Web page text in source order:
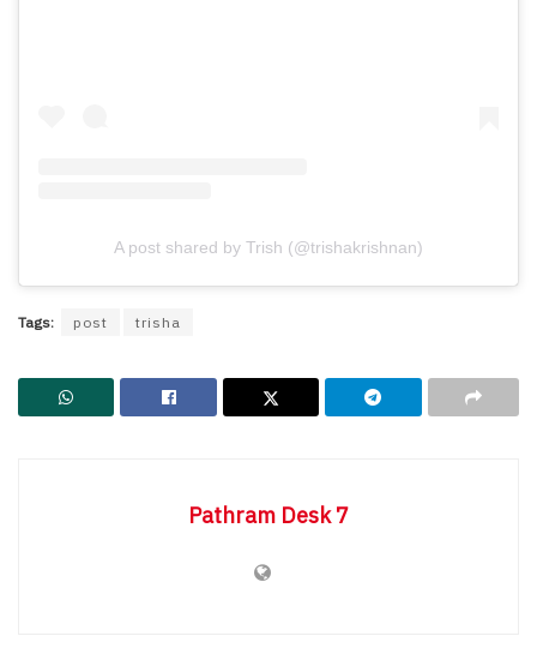
A post shared by Trish (@trishakrishnan)
Tags: post trisha
Pathram Desk 7